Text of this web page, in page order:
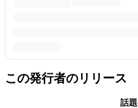
この発行者のリリース
話